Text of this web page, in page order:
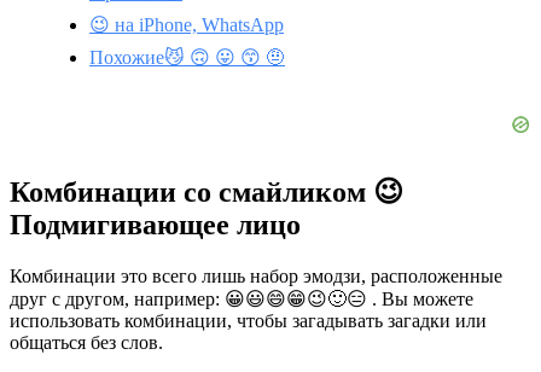
😉 на iPhone, WhatsApp
Похожие😼 🙃 😛 😙 🤨
Комбинации со смайликом 😉
Подмигивающее лицо
Комбинации это всего лишь набор эмодзи, расположенные
друг с другом, например: 😀😃😄😁😉🙂😑 . Вы можете
использовать комбинации, чтобы загадывать загадки или
общаться без слов.